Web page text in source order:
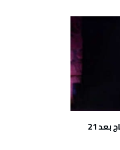
عودة ميادة الحناوي لمسرح قرطاج بعد 21